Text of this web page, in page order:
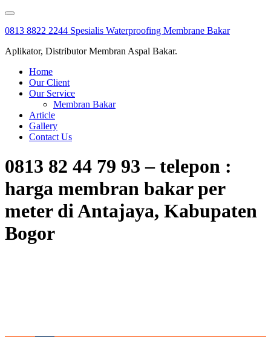
Skip
content
0813 8822 2244 Spesialis Waterproofing Membrane Bakar
Aplikator, Distributor Membran Aspal Bakar.
Home
Our Client
Our Service
Membran Bakar
Article
Gallery
Contact Us
0813 82 44 79 93 – telepon :
harga membran bakar per
meter di Antajaya, Kabupaten
Bogor